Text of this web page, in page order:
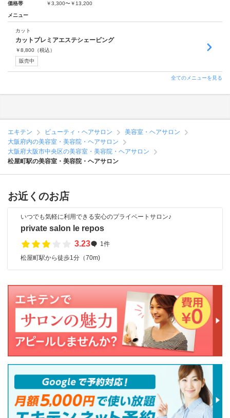
価格帯
￥3,300〜￥13,200
メニュー
カット
カットプレミアエステシェービング
￥8,800 （税込）
販売中
全てのメニューを見る
エキテン ビューティ・ヘアサロン
美容室・ヘアサロン
大阪府内の美容室・美容院・ヘアサロン
大阪府大阪市中央区の美容室・美容院・ヘアサロン
松屋町駅の美容室・美容院・ヘアサロン
お近くのお店
いつでも気軽に利用できる安心のプライベートサロン♪
private salon le repos
3.23
1件
松屋町駅から徒歩1分（70m)